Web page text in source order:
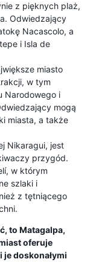
z pięknych plaż,
Odwiedzający
Nacascolo, a
i Isla de
miasto
w tym
Narodowego i
mogą
miasta, a także
Nikaragui, jest
przygód.
w ​​którym
szlaki i
z tętniącego
to Matagalpa,
oferuje
doskonałymi